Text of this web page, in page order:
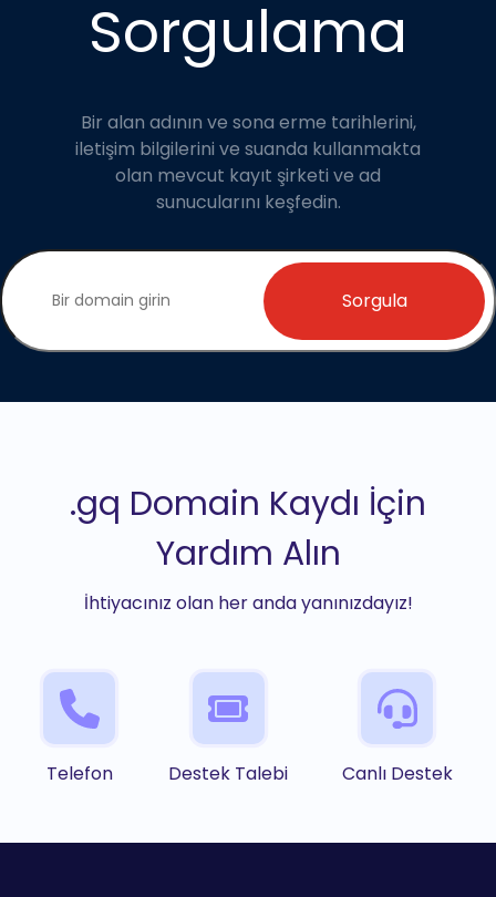
Sorgulama
Bir alan adının ve sona erme tarihlerini,
iletişim bilgilerini ve suanda kullanmakta
olan mevcut kayıt şirketi ve ad
sunucularını keşfedin.
Sorgula
.gq Domain Kaydı İçin
Yardım Alın
İhtiyacınız olan her anda yanınızdayız!
Telefon Destek Talebi Canlı Destek